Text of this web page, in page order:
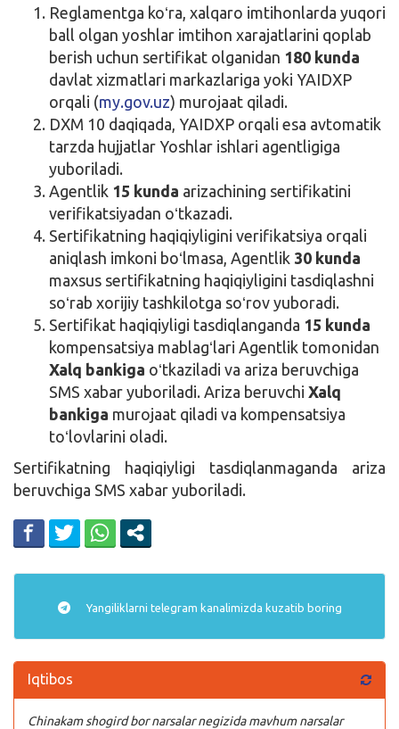
Reglamentga koʻra, xalqaro imtihonlarda yuqori
ball olgan yoshlar imtihon xarajatlarini qoplab
berish uchun sertifikat olganidan 180 kunda
davlat xizmatlari markazlariga yoki YAIDXP
orqali (my.gov.uz) murojaat qiladi.
DXM 10 daqiqada, YAIDXP orqali esa avtomatik
tarzda hujjatlar Yoshlar ishlari agentligiga
yuboriladi.
Agentlik 15 kunda arizachining sertifikatini
verifikatsiyadan oʻtkazadi.
Sertifikatning haqiqiyligini verifikatsiya orqali
aniqlash imkoni boʻlmasa, Agentlik 30 kunda
maxsus sertifikatning haqiqiyligini tasdiqlashni
soʻrab xorijiy tashkilotga soʻrov yuboradi.
Sertifikat haqiqiyligi tasdiqlanganda 15 kunda
kompensatsiya mablagʻlari Agentlik tomonidan
Xalq bankiga oʻtkaziladi va ariza beruvchiga
SMS xabar yuboriladi. Ariza beruvchi Xalq
bankiga murojaat qiladi va kompensatsiya
toʻlovlarini oladi.
Sertifikatning haqiqiyligi tasdiqlanmaganda ariza
beruvchiga SMS xabar yuboriladi.
Yangiliklarni telegram kanalimizda kuzatib boring
Iqtibos
Chinakam shogird bor narsalar negizida mavhum narsalar